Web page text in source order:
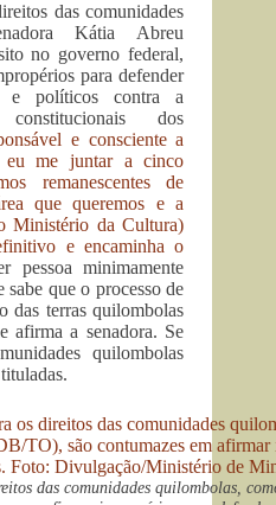
das comunidades
Kátia Abreu
no governo federal,
para defender
e políticos contra a
dos
e consciente a
eu me juntar a cinco
remanescentes de
que queremos e a
Ministério da Cultura)
e encaminha o
pessoa minimamente
que o processo de
das terras quilombolas
afirma a senadora. Se
quilombolas
das comunidades quilombolas,